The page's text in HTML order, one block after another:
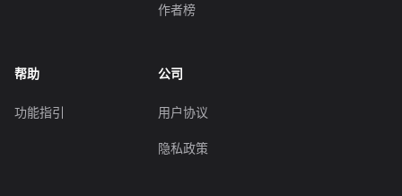
作者榜
帮助
功能指引
公司
用户协议
隐私政策